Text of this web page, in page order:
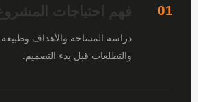
01 فهم احتياجات المشروع
دراسة المساحة والأهداف وطبيعة
والتطلعات قبل بدء التصميم.